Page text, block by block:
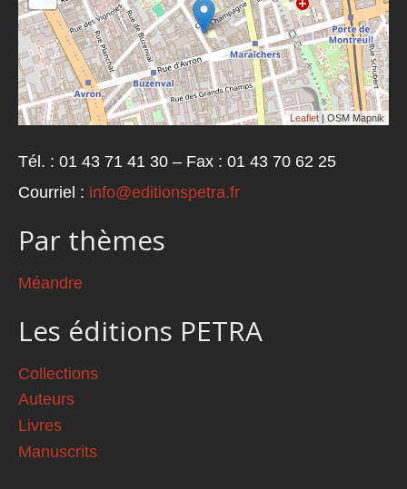
Leaflet | OSM Mapnik
Tél. : 01 43 71 41 30 – Fax : 01 43 70 62 25
Courriel : info@editionspetra.fr
Par thèmes
Méandre
Les éditions PETRA
Collections
Auteurs
Livres
Manuscrits